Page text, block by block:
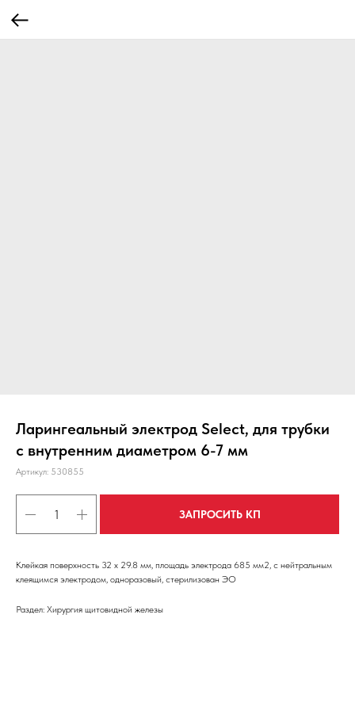
Ларингеальный электрод Select, для трубки
с внутренним диаметром 6-7 мм
Артикул: 530855
ЗАПРОСИТЬ КП
Клейкая поверхность 32 х 29.8 мм, площадь электрода 685 мм2, с нейтральным
клеящимся электродом, одноразовый, стерилизован ЭО
Раздел: Хирургия щитовидной железы